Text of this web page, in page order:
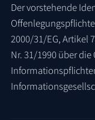
Der vorstehende
2000/31/EG, Artikel
Nr. 31/1990 über